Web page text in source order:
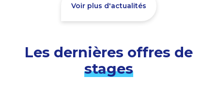
Voir plus d'actualités
Les dernières offres de
stages